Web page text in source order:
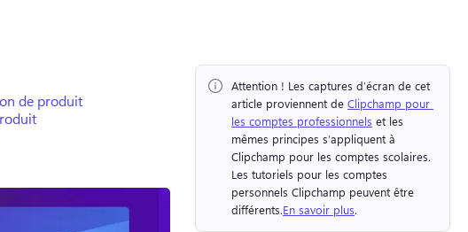
de produit
Attention ! Les captures d’écran de cet
article proviennent de Clipchamp pour
les comptes professionnels et les
mêmes principes s’appliquent à
Les tutoriels pour les comptes
personnels Clipchamp peuvent être
différents.En savoir plus.